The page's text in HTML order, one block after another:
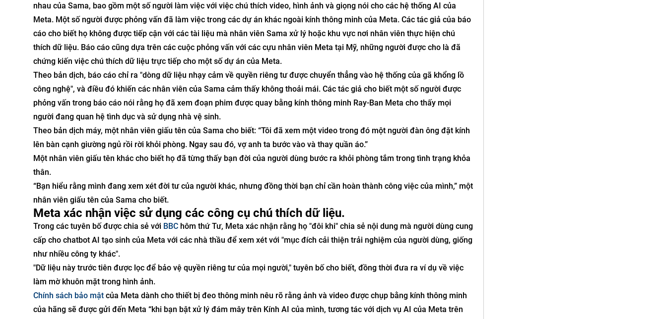
nhau của Sama, bao gồm một số người làm việc với việc chú thích video, hình ảnh và giọng nói cho các hệ thống AI của
Meta. Một số người được phỏng vấn đã làm việc trong các dự án khác ngoài kính thông minh của Meta. Các tác giả của báo
cáo cho biết họ không được tiếp cận với các tài liệu mà nhân viên Sama xử lý hoặc khu vực nơi nhân viên thực hiện chú
thích dữ liệu. Báo cáo cũng dựa trên các cuộc phỏng vấn với các cựu nhân viên Meta tại Mỹ, những người được cho là đã
chứng kiến ​​việc chú thích dữ liệu trực tiếp cho một số dự án của Meta.
Theo bản dịch, báo cáo chỉ ra "dòng dữ liệu nhạy cảm về quyền riêng tư được chuyển thẳng vào hệ thống của gã khổng lồ
công nghệ", và điều đó khiến các nhân viên của Sama cảm thấy không thoải mái. Các tác giả cho biết một số người được
phỏng vấn trong báo cáo nói rằng họ đã xem đoạn phim được quay bằng kính thông minh Ray-Ban Meta cho thấy mọi
người đang quan hệ tình dục và sử dụng nhà vệ sinh.
Theo bản dịch máy, một nhân viên giấu tên của Sama cho biết: “Tôi đã xem một video trong đó một người đàn ông đặt kính
lên bàn cạnh giường ngủ rồi rời khỏi phòng. Ngay sau đó, vợ anh ta bước vào và thay quần áo.”
Một nhân viên giấu tên khác cho biết họ đã từng thấy bạn đời của người dùng bước ra khỏi phòng tắm trong tình trạng khỏa
thân.
“Bạn hiểu rằng mình đang xem xét đời tư của người khác, nhưng đồng thời bạn chỉ cần hoàn thành công việc của mình,” một
nhân viên giấu tên của Sama cho biết.
Meta xác nhận việc sử dụng các công cụ chú thích dữ liệu.
Trong các tuyên bố được chia sẻ với BBC hôm thứ Tư, Meta xác nhận rằng họ "đôi khi" chia sẻ nội dung mà người dùng cung
cấp cho chatbot AI tạo sinh của Meta với các nhà thầu để xem xét với "mục đích cải thiện trải nghiệm của người dùng, giống
như nhiều công ty khác".
"Dữ liệu này trước tiên được lọc để bảo vệ quyền riêng tư của mọi người," tuyên bố cho biết, đồng thời đưa ra ví dụ về việc
làm mờ khuôn mặt trong hình ảnh.
Chính sách bảo mật của Meta dành cho thiết bị đeo thông minh nêu rõ rằng ảnh và video được chụp bằng kính thông minh
của hãng sẽ được gửi đến Meta “khi bạn bật xử lý đám mây trên Kính AI của mình, tương tác với dịch vụ AI của Meta trên